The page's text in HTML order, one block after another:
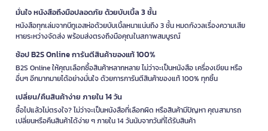
มั่นใจ หนังสือถึงมือปลอดภัย ด้วยบับเบิ้ล 3 ชั้น
หนังสือทุกเล่มจากบีทูเอสห่อด้วยบับเบิ้ลหนาแน่นถึง 3 ชั้น หมดกังวลเรื่องความเสีย
หายระหว่างจัดส่ง พร้อมส่งตรงถึงมือคุณในสภาพสมบูรณ์
ช้อป B2S Online การันตีสินค้าของแท้ 100%
B2S Online ให้คุณเลือกซื้อสินค้าหลากหลาย ไม่ว่าจะเป็นหนังสือ เครื่องเขียน หรือ
อื่นๆ อีกมากมายได้อย่างมั่นใจ ด้วยการการันตีสินค้าของแท้ 100% ทุกชิ้น
เปลี่ยน/คืนสินค้าง่าย ภายใน 14 วัน
ซื้อไปแล้วไม่ตรงใจ? ไม่ว่าจะเป็นหนังสือที่เลือกผิด หรือสินค้ามีปัญหา คุณสามารถ
เปลี่ยนหรือคืนสินค้าได้ง่าย ๆ ภายใน 14 วันนับจากวันที่ได้รับสินค้า